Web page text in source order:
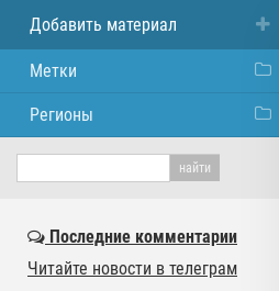
Добавить материал
Метки
Регионы
Последние комментарии
Читайте новости в телеграм